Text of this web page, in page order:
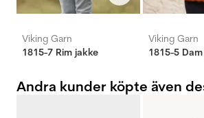
Viking Garn
1815-7 Rim jakke
Viking Garn
1815-5
Andra kunder köpte även